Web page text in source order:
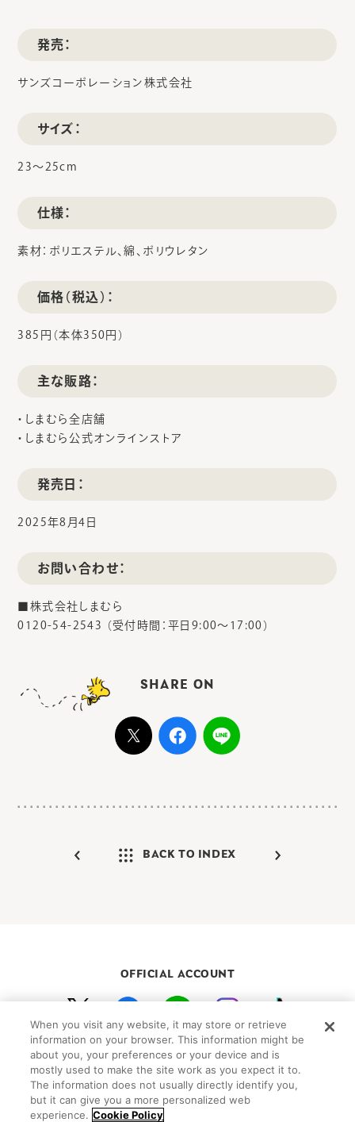
発売：
サンズコーポレーション株式会社
サイズ：
23～25cm
仕様：
素材：ポリエステル、綿、ポリウレタン
価格（税込）：
385円（本体350円）
主な販路：
・しまむら全店舗
・しまむら公式オンラインストア
発売日：
2025年8月4日
お問い合わせ：
■株式会社しまむら
0120-54-2543 （受付時間：平日9:00～17:00）
SHARE ON
BACK TO INDEX
OFFICIAL ACCOUNT
初めての方向けガイド FAQ お問い合わせ
プライバシーポリシー サイトマップ
Cookie Settings
©Peanuts Worldwide LLC
When you visit any website, it may store or retrieve
information on your browser. This information might be
about you, your preferences or your device and is
mostly used to make the site work as you expect it to.
The information does not usually directly identify you,
but it can give you a more personalized web
experience. Cookie Policy